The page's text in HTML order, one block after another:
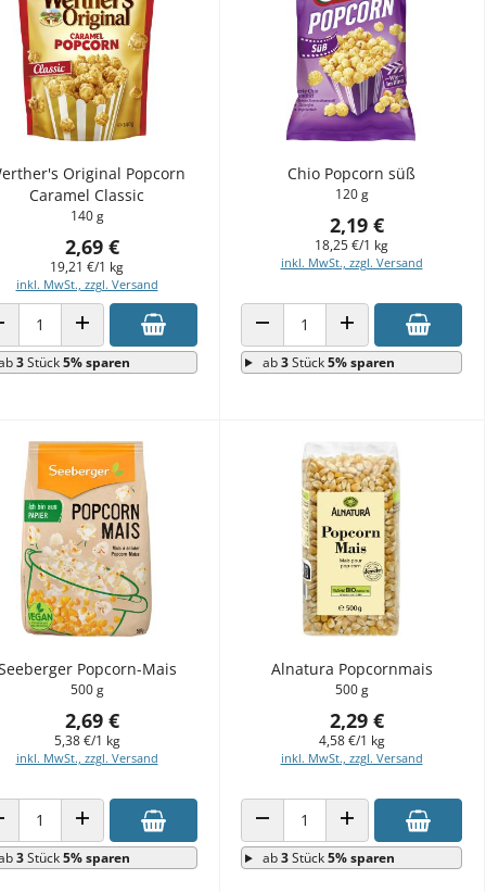
Original Popcorn
Caramel Classic
140 g
2,69 €
19,21 €/1 kg
inkl. MwSt., zzgl. Versand
VERRINGERN
ANZAHL ERHÖHEN
3Stück5% sparen
Chio Popcorn süß
120 g
2,19 €
18,25 €/1 kg
inkl. MwSt., zzgl. Versand
ANZAHL VERRINGERNANZAHL ERHÖHEN
ab3Stück5% sparen
Popcorn-Mais
500 g
2,69 €
5,38 €/1 kg
inkl. MwSt., zzgl. Versand
VERRINGERN
ANZAHL ERHÖHEN
3Stück5% sparen
Alnatura Popcornmais
500 g
2,29 €
4,58 €/1 kg
inkl. MwSt., zzgl. Versand
ANZAHL VERRINGERNANZAHL ERHÖHEN
ab3Stück5% sparen